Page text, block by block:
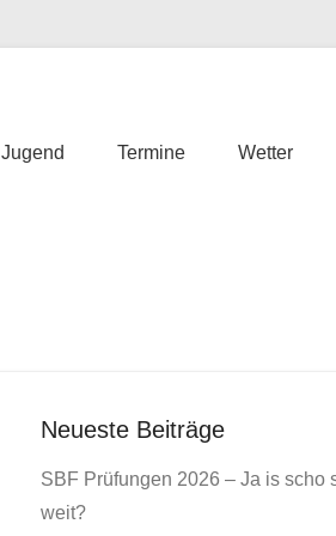
Jugend Termine Wetter
Neueste Beiträge
SBF Prüfungen 2026 – Ja is scho
weit?